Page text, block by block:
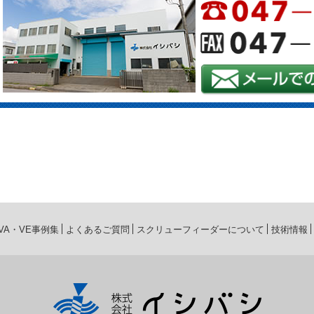
・VE事例集 よくあるご質問 スクリューフィーダーについて 技術情報